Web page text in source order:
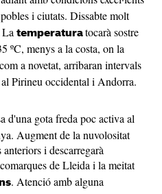
i ciutats. Dissabte molt
temperatura tocarà sostre
ºC, menys a la costa, on la
a novetat, arribaran intervals
Pirineu occidental i Andorra.
d'una gota freda poc activa al
Augment de la nuvolositat
i descarregarà
de Lleida i la meitat
. Atenció amb alguna